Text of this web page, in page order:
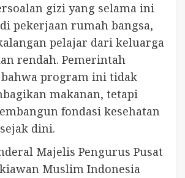
gizi yang selama ini
pekerjaan rumah bangsa,
pelajar dari keluarga
rendah. Pemerintah
program ini tidak
makanan, tetapi
fondasi kesehatan
dini.
Majelis Pengurus Pusat
Muslim Indonesia